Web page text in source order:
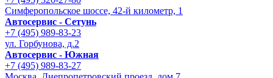
Симферопольское шоссе, 42-й километр, 1
Автосервис - Сетунь
+7 (495) 989-83-23
ул. Горбунова, д.2
Автосервис - Южная
+7 (495) 989-83-27